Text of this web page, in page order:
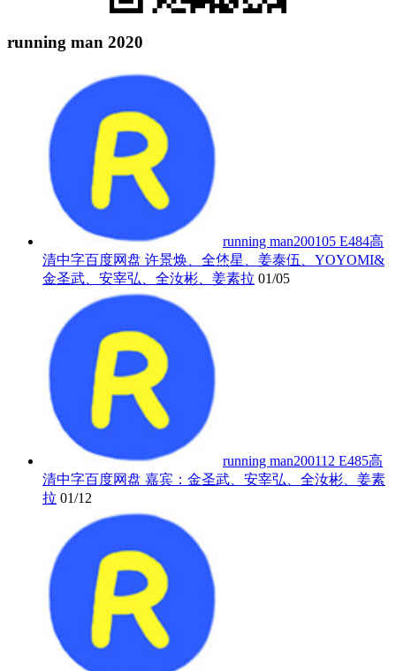
running man 2020
running man200105 E484高
清中字百度网盘 许景焕、全烋星、姜泰伍、YOYOMI&
金圣武、安宰弘、全汝彬、姜素拉 01/05
running man200112 E485高
清中字百度网盘 嘉宾：金圣武、安宰弘、全汝彬、姜素
拉 01/12